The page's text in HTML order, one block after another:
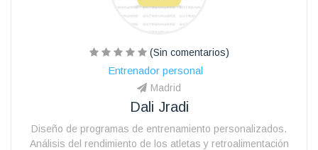
(Sin comentarios)
Entrenador personal
Madrid
Dali Jradi
Diseño de programas de entrenamiento personalizados.
Análisis del rendimiento de los atletas y retroalimentación